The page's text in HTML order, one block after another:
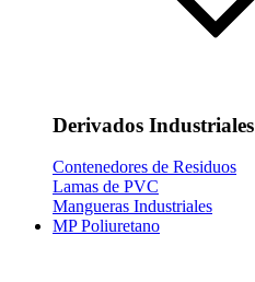
Derivados Industriales
Contenedores de Residuos
Lamas de PVC
Mangueras Industriales
MP Poliuretano